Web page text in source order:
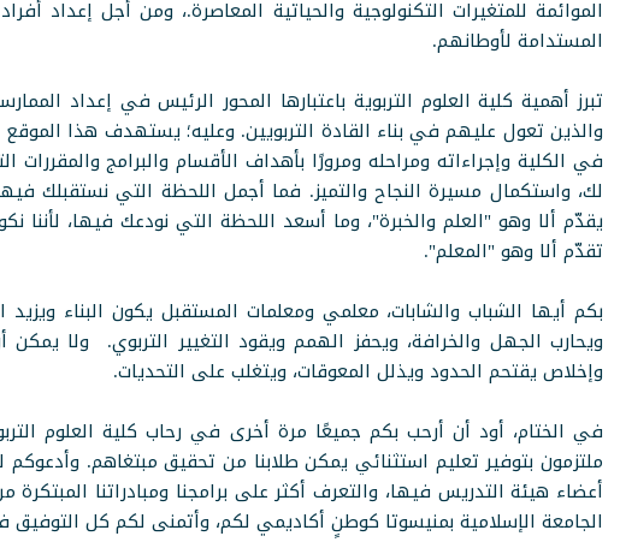
الموائمة للمتغيرات التكنولوجية والحياتية المعاصرة.، ومن أجل إعداد
المستدامة لأوطانهم.
تبرز أهمية كلية العلوم التربوية باعتبارها المحور الرئيس في إعداد
والذين تعول عليهم في بناء القادة التربويين. وعليه؛ يستهدف هذا
في الكلية وإجراءاته ومراحله ومرورًا بأهداف الأقسام والبرامج
لك، واستكمال مسيرة النجاح والتميز. فما أجمل اللحظة التي نستقبلك
يقدّم ألا وهو "العلم والخبرة"، وما أسعد اللحظة التي نودعك فيها،
تقدّم ألا وهو "المعلم".
بكم أيها الشباب والشابات، معلمي ومعلمات المستقبل يكون البناء ويزيد
ويحارب الجهل والخرافة، ويحفز الهمم ويقود التغيير التربوي. ولا
وإخلاص يقتحم الحدود ويذلل المعوقات، ويتغلب على التحديات.
في الختام، أود أن أرحب بكم جميعًا مرة أخرى في رحاب كلية العلوم
ملتزمون بتوفير تعليم استثنائي يمكن طلابنا من تحقيق مبتغاهم. وأدعوكم
أعضاء هيئة التدريس فيها، والتعرف أكثر على برامجنا ومبادراتنا المبتكرة
الجامعة الإسلامية بمنيسوتا كوطنٍ أكاديمي لكم، وأتمنى لكم كل التوفيق